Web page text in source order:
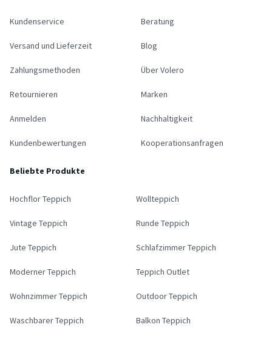
Kundenservice
Versand und Lieferzeit
Zahlungsmethoden
Retournieren
Anmelden
Kundenbewertungen
Beratung
Blog
Über Volero
Marken
Nachhaltigkeit
Kooperationsanfragen
Beliebte Produkte
Hochflor Teppich Wollteppich
Vintage Teppich Runde Teppich
Jute Teppich Schlafzimmer Teppich
Moderner Teppich Teppich Outlet
Wohnzimmer Teppich Outdoor Teppich
Waschbarer Teppich Balkon Teppich